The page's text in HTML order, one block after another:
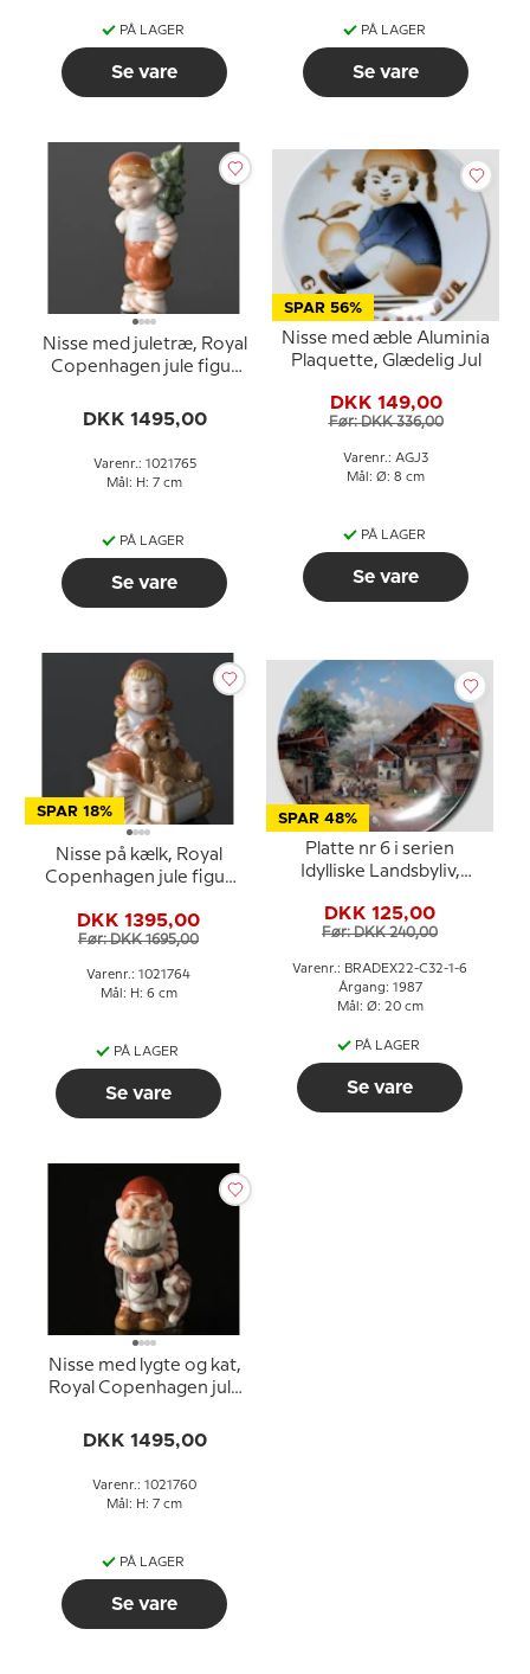
PÅ LAGER
Se vare
PÅ LAGER
Se vare
Nisse med juletræ, Royal
Copenhagen jule figur
DKK 1495,00
Varenr.: 1021765
Mål: H: 7 cm
PÅ LAGER
Se vare
SPAR 56%
Nisse med æble Aluminia
Plaquette, Glædelig Jul
DKK 149,00
Før: DKK 336,00
Varenr.: AGJ3
Mål: Ø: 8 cm
PÅ LAGER
Se vare
SPAR 18%
Nisse på kælk, Royal
Copenhagen jule figur
DKK 1395,00
Før: DKK 1695,00
Varenr.: 1021764
Mål: H: 6 cm
PÅ LAGER
Se vare
SPAR 48%
Platte nr 6 i serien
Idylliske Landsbyliv,
DKK 125,00
Før: DKK 240,00
Varenr.: BRADEX22-C32-1-6
Årgang: 1987
Mål: Ø: 20 cm
PÅ LAGER
Se vare
Nisse med lygte og kat,
Royal Copenhagen jule
DKK 1495,00
Varenr.: 1021760
Mål: H: 7 cm
PÅ LAGER
Se vare